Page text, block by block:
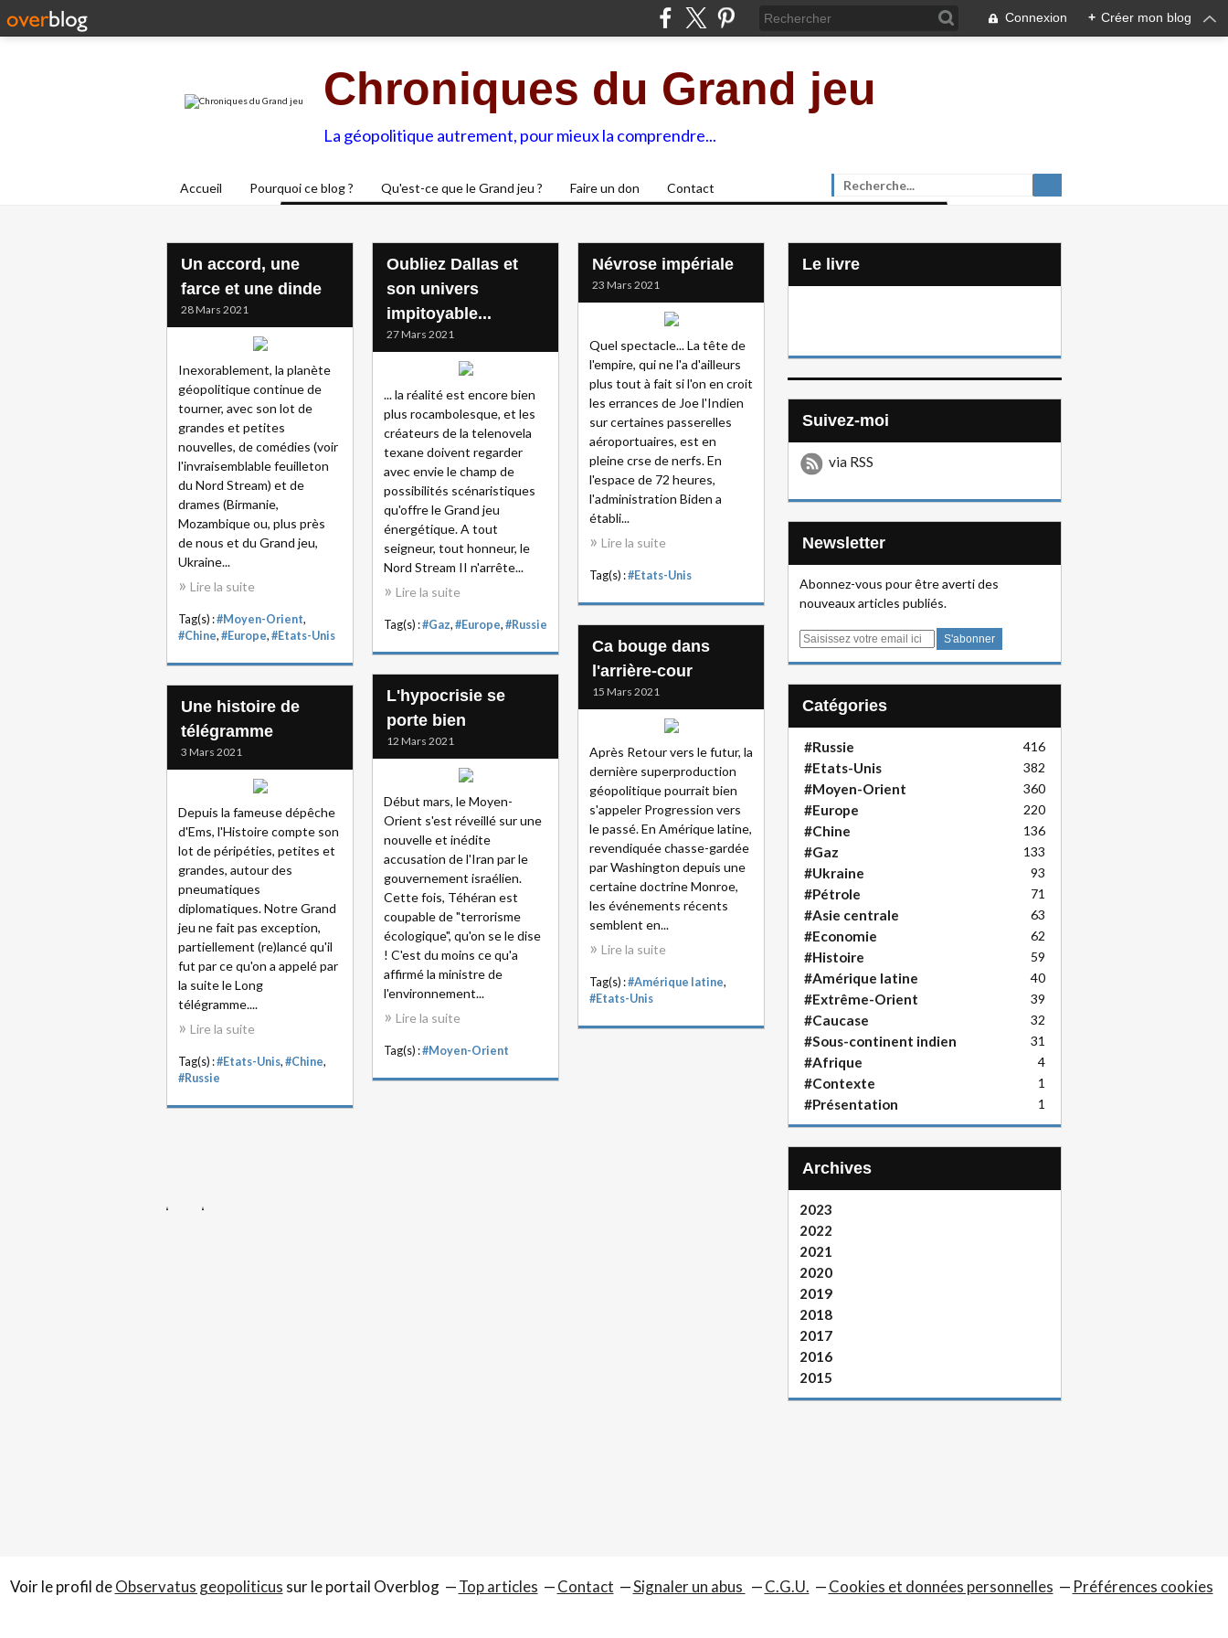
Connexion + Créer mon blog
Chroniques du Grand jeu
La géopolitique autrement, pour mieux la comprendre...
Accueil Pourquoi ce blog ? Qu'est-ce que le Grand jeu ? Faire un don Contact
Un accord, une
farce et une dinde
28 Mars 2021
Inexorablement, la planète
géopolitique continue de
tourner, avec son lot de
grandes et petites
nouvelles, de comédies (voir
l'invraisemblable feuilleton
du Nord Stream) et de
drames (Birmanie,
Mozambique ou, plus près
de nous et du Grand jeu,
Ukraine...
Lire la suite
Tag(s) :#Moyen-Orient,
#Chine, #Europe, #Etats-Unis
Oubliez Dallas et
son univers
impitoyable...
27 Mars 2021
... la réalité est encore bien
plus rocambolesque, et les
créateurs de la telenovela
texane doivent regarder
avec envie le champ de
possibilités scénaristiques
qu'offre le Grand jeu
énergétique. A tout
seigneur, tout honneur, le
Nord Stream II n'arrête...
Lire la suite
Tag(s) :#Gaz, #Europe, #Russie
Névrose impériale
23 Mars 2021
Quel spectacle... La tête de
l'empire, qui ne l'a d'ailleurs
plus tout à fait si l'on en croit
les errances de Joe l'Indien
sur certaines passerelles
aéroportuaires, est en
pleine crse de nerfs. En
l'espace de 72 heures,
l'administration Biden a
établi...
Lire la suite
Tag(s) :#Etats-Unis
Ca bouge dans
l'arrière-cour
15 Mars 2021
Après Retour vers le futur, la
dernière superproduction
géopolitique pourrait bien
s'appeler Progression vers
le passé. En Amérique latine,
revendiquée chasse-gardée
par Washington depuis une
certaine doctrine Monroe,
les événements récents
semblent en...
Lire la suite
Tag(s) :#Amérique latine,
#Etats-Unis
L'hypocrisie se
porte bien
12 Mars 2021
Début mars, le Moyen-
Orient s'est réveillé sur une
nouvelle et inédite
accusation de l'Iran par le
gouvernement israélien.
Cette fois, Téhéran est
coupable de "terrorisme
écologique", qu'on se le dise
! C'est du moins ce qu'a
affirmé la ministre de
l'environnement...
Lire la suite
Tag(s) :#Moyen-Orient
Une histoire de
télégramme
3 Mars 2021
Depuis la fameuse dépêche
d'Ems, l'Histoire compte son
lot de péripéties, petites et
grandes, autour des
pneumatiques
diplomatiques. Notre Grand
jeu ne fait pas exception,
partiellement (re)lancé qu'il
fut par ce qu'on a appelé par
la suite le Long
télégramme....
Lire la suite
Tag(s) :#Etats-Unis, #Chine,
#Russie
Le livre
Suivez-moi
via RSS
Newsletter
Abonnez-vous pour être averti des
nouveaux articles publiés.
E
Catégories
#Russie 416
#Etats-Unis 382
#Moyen-Orient 360
#Europe 220
#Chine 136
#Gaz 133
#Ukraine 93
#Pétrole 71
#Asie centrale 63
#Economie 62
#Histoire 59
#Amérique latine 40
#Extrême-Orient 39
#Caucase 32
#Sous-continent indien 31
#Afrique 4
#Contexte 1
#Présentation 1
Archives
2023
2022
2021
2020
2019
2018
2017
2016
2015
Voir le profil deObservatus geopoliticus sur le portail Overblog Top articles Contact Signaler un abus C.G.U. Cookies et données personnelles Préférences cookies